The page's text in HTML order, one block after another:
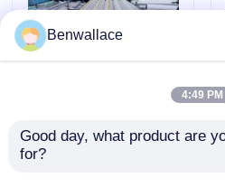
連絡 ください
ニュース
耐腐食性 254SMO 高
Benwallace
4:49 PM
Good day, what product are
for?